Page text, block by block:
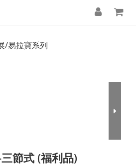
/易拉寶系列
節式 (福利品)